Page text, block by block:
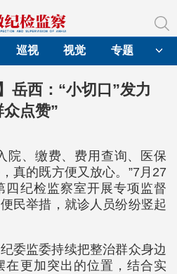
巡视 视觉 专题
岳西：“小切口”发力
点赞”
院、缴费、费用查询、医保
真的既方便又放心。”7月27
四纪检监察室开展专项监督
民举措，就诊人员纷纷竖起
委监委持续把整治群众身边
在更加突出的位置，结合实